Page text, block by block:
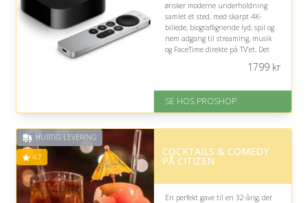
ønsker moderne underholdning
samlet ét sted, med skarpt 4K-
billede, biograflignende lyd, spil og
nem adgang til streaming, musik
og FaceTime direkte på TV’et. Det
Fremragende Trustpilot rating
på 4.4 ud af 5
1799kr
SE HOS PROSHOP
HURTIG LEVERING
4.7 COCKTAILS & COMEDY
PÅ CITIZEN
En perfekt gave til en 32-årig, der